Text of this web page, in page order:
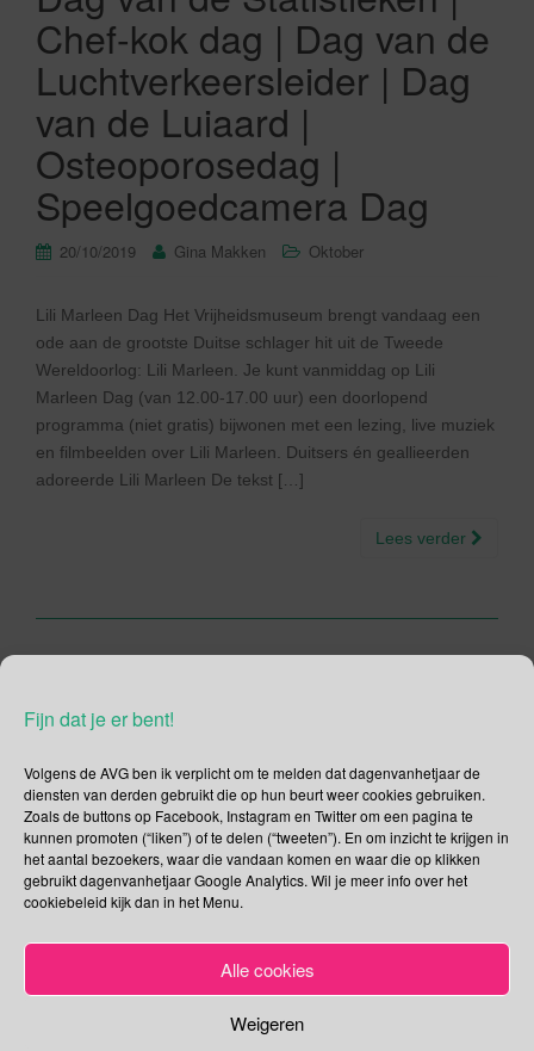
Fijn dat je er bent!
Volgens de AVG ben ik verplicht om te melden dat dagenvanhetjaar de
diensten van derden gebruikt die op hun beurt weer cookies gebruiken.
Zoals de buttons op Facebook, Instagram en Twitter om een pagina te
kunnen promoten (“liken”) of te delen (“tweeten”). En om inzicht te krijgen in
het aantal bezoekers, waar die vandaan komen en waar die op klikken
gebruikt dagenvanhetjaar Google Analytics. Wil je meer info over het
cookiebeleid kijk dan in het Menu.
Alle cookies
Weigeren
Chef-kok dag | Dag van de
Luchtverkeersleider | Dag
van de Luiaard |
Osteoporosedag |
Speelgoedcamera Dag
20/10/2019 Gina Makken Oktober
Lili Marleen Dag Het Vrijheidsmuseum brengt vandaag een
ode aan de grootste Duitse schlager hit uit de Tweede
Wereldoorlog: Lili Marleen. Je kunt vanmiddag op Lili
Marleen Dag (van 12.00-17.00 uur) een doorlopend
programma (niet gratis) bijwonen met een lezing, live muziek
en filmbeelden over Lili Marleen. Duitsers én geallieerden
adoreerde Lili Marleen De tekst […]
Lees verder
20 oktober – Dag van de
Trage Weg | Dutch Design
Week | Dag van de
Statistieken |
Osteoporosedag | Chef-
kok dag | Dag van de
Luchtverkeersleider | Dag
van de Luiaard
Gina Makken
Een reactie plaatsen